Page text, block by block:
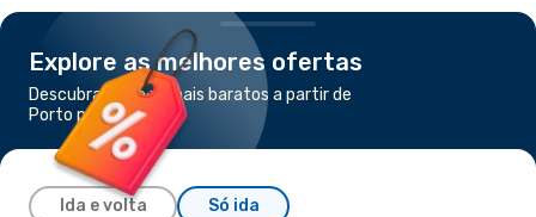
Explore as melhores ofertas
Descubra os voos mais baratos a partir de
Porto para Lourdes
Ida e volta Só ida